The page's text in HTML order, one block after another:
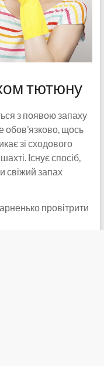
тютюну
з появою запаху
обов’язково, щось
зі сходового
Існує спосіб,
свіжий запах
провітрити